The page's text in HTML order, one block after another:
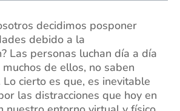
decidimos posponer
debido a la
Las personas luchan día a día
de ellos, no saben
Lo cierto es que, es inevitable
las distracciones que hoy en